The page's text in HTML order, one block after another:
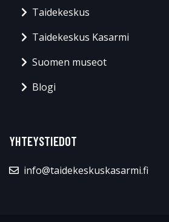
Taidekeskus
Taidekeskus Kasarmi
Suomen museot
Blogi
YHTEYSTIEDOT
info@taidekeskuskasarmi.fi